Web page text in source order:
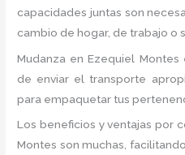
capacidades juntas son
cambio de hogar, de trabajo o
Mudanza en Ezequiel Montes
de enviar el transporte
para empaquetar tus
Los beneficios y ventajas por
Montes son muchas,